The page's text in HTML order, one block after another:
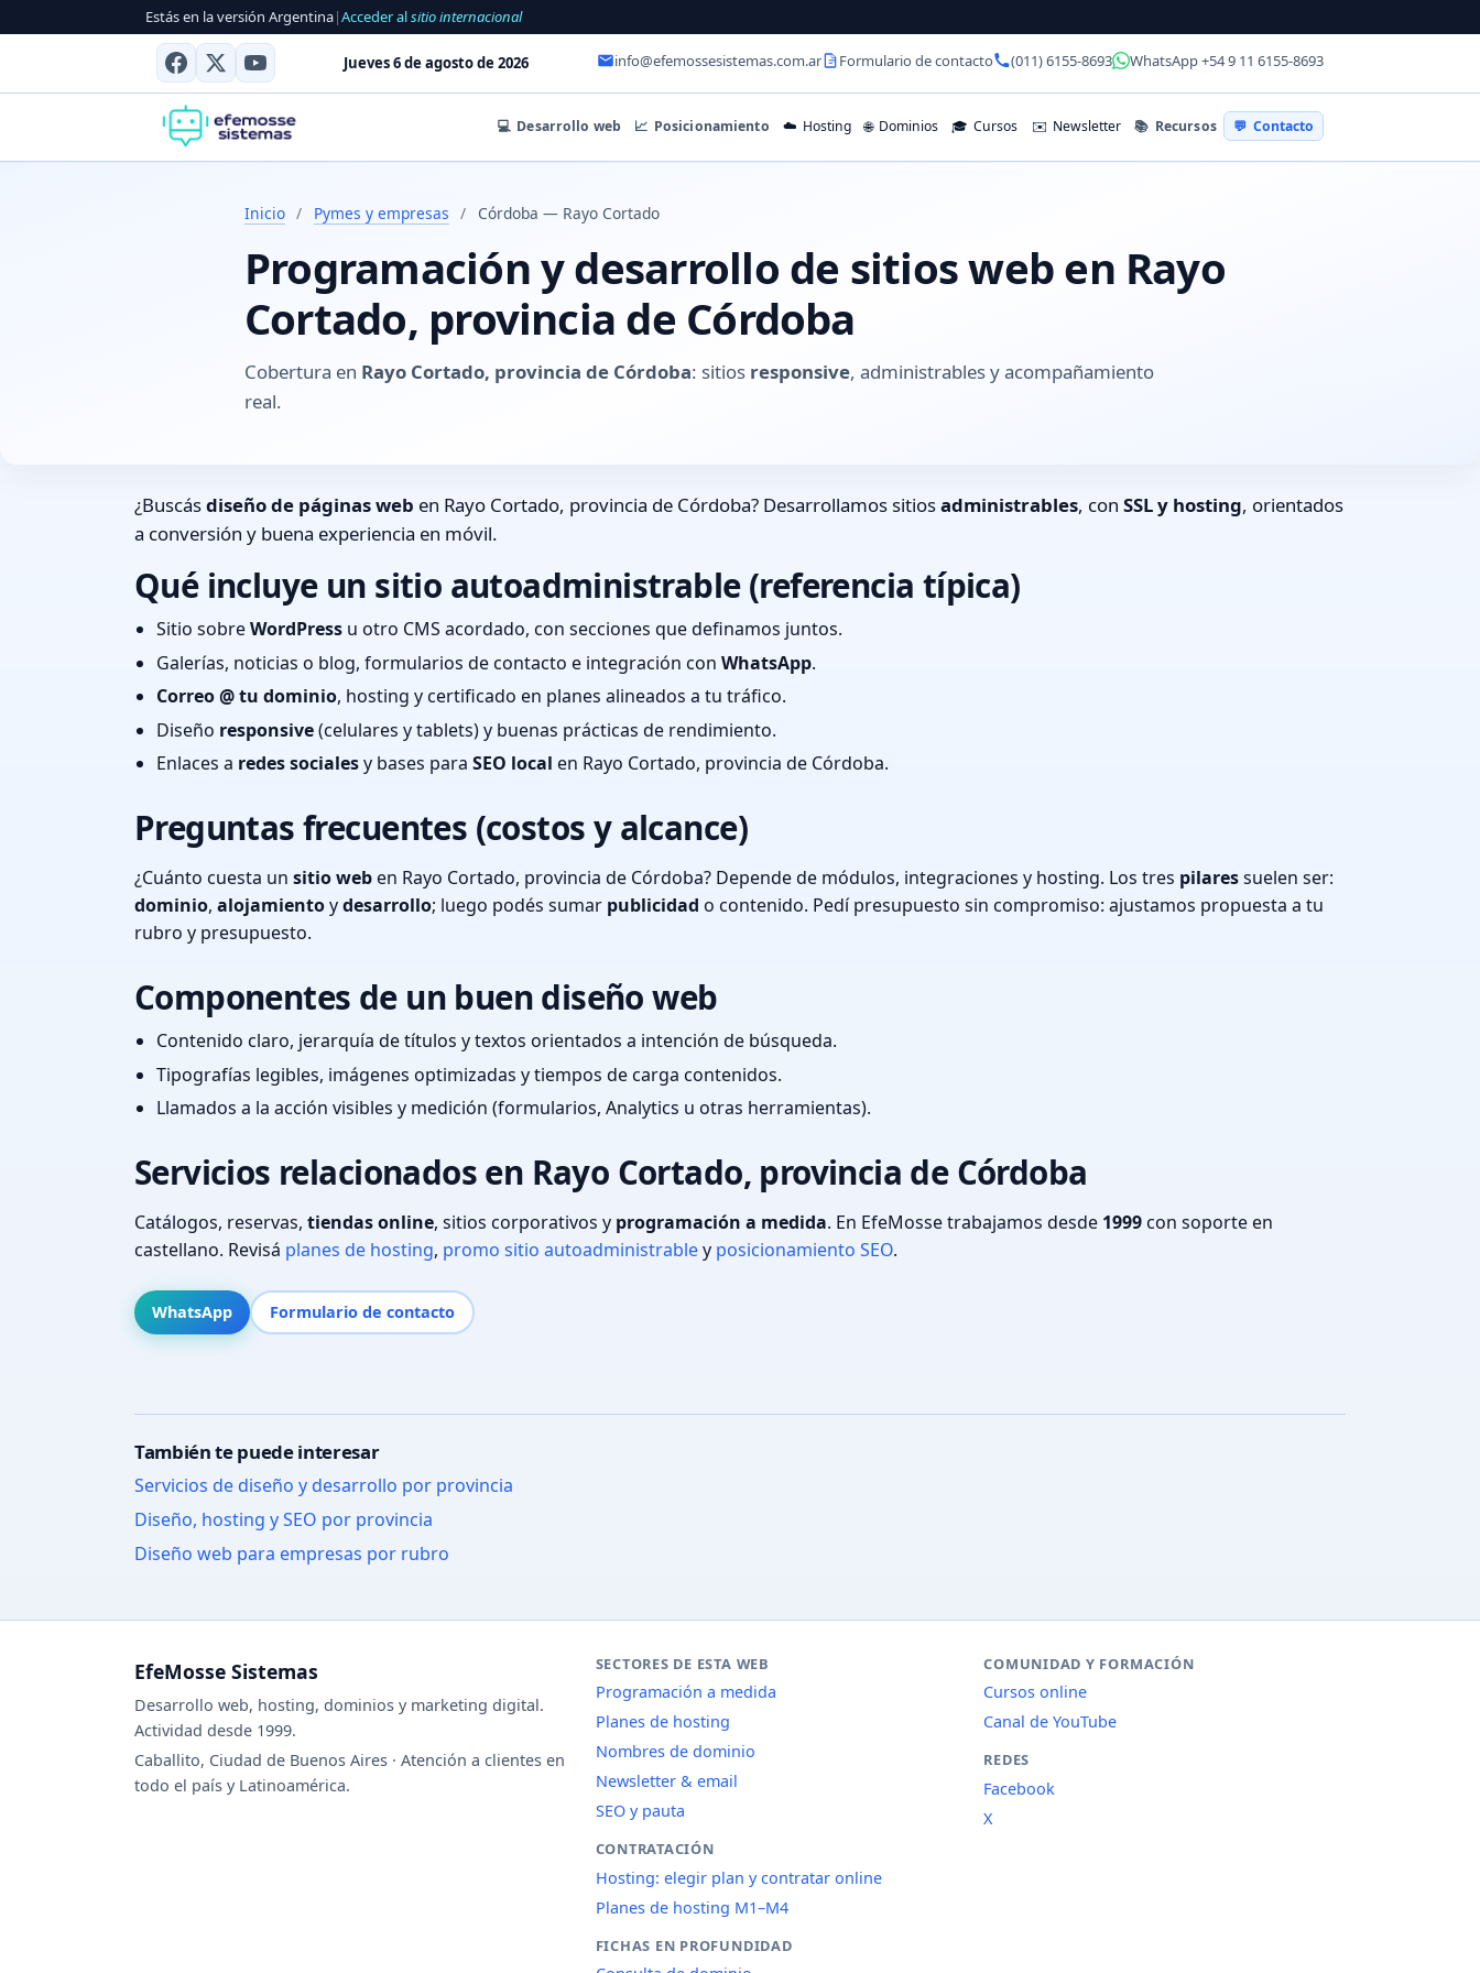
Estás en la versión Argentina|Acceder alsitio internacional
Jueves 6 de agosto de 2026 info@efemossesistemas.com.ar Formulario de contacto (011) 6155-8693 WhatsApp +54 9 11 6155-8693
💻 Desarrollo web 📈 Posicionamiento ☁️ Hosting 🌐 Dominios 🎓 Cursos ✉️ Newsletter 📚 Recursos 💬 Contacto
Inicio / Pymes y empresas / Córdoba — Rayo Cortado
Programación y desarrollo de sitios web en Rayo
Cortado, provincia de Córdoba
Cobertura en Rayo Cortado, provincia de Córdoba: sitios responsive, administrables y acompañamiento
real.
¿Buscásdiseño de páginas web en Rayo Cortado, provincia de Córdoba? Desarrollamos sitiosadministrables, con SSL y hosting, orientados
a conversión y buena experiencia en móvil.
Qué incluye un sitio autoadministrable (referencia típica)
Sitio sobreWordPress u otro CMS acordado, con secciones que definamos juntos.
Galerías, noticias o blog, formularios de contacto e integración con WhatsApp.
Correo @ tu dominio, hosting y certificado en planes alineados a tu tráfico.
Diseño responsive(celulares y tablets) y buenas prácticas de rendimiento.
Enlaces a redes socialesy bases para SEO local en Rayo Cortado, provincia de Córdoba.
Preguntas frecuentes (costos y alcance)
¿Cuánto cuesta un sitio weben Rayo Cortado, provincia de Córdoba? Depende de módulos, integraciones y hosting. Los tres pilaressuelen ser:
dominio, alojamientoydesarrollo; luego podés sumar publicidad o contenido. Pedí presupuesto sin compromiso: ajustamos propuesta a tu
rubro y presupuesto.
Componentes de un buen diseño web
Contenido claro, jerarquía de títulos y textos orientados a intención de búsqueda.
Tipografías legibles, imágenes optimizadas y tiempos de carga contenidos.
Llamados a la acción visibles y medición (formularios, Analytics u otras herramientas).
Servicios relacionados en Rayo Cortado, provincia de Córdoba
Catálogos, reservas, tiendas online, sitios corporativos y programación a medida. En EfeMosse trabajamos desde 1999con soporte en
castellano. Revisá planes de hosting, promo sitio autoadministrabley posicionamiento SEO.
WhatsApp Formulario de contacto
También te puede interesar
Servicios de diseño y desarrollo por provincia
Diseño, hosting y SEO por provincia
Diseño web para empresas por rubro
EfeMosse Sistemas
Desarrollo web, hosting, dominios y marketing digital.
Actividad desde 1999.
Caballito, Ciudad de Buenos Aires · Atención a clientes en
todo el país y Latinoamérica.
SECTORES DE ESTA WEB
Programación a medida
Planes de hosting
Nombres de dominio
Newsletter & email
SEO y pauta
CONTRATACIÓN
Hosting: elegir plan y contratar online
Planes de hosting M1–M4
FICHAS EN PROFUNDIDAD
COMUNIDAD Y FORMACIÓN
Cursos online
Canal de YouTube
REDES
Facebook
X